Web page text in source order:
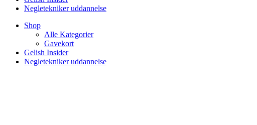
Negletekniker uddannelse
Shop
Alle Kategorier
Gavekort
Gelish Insider
Negletekniker uddannelse